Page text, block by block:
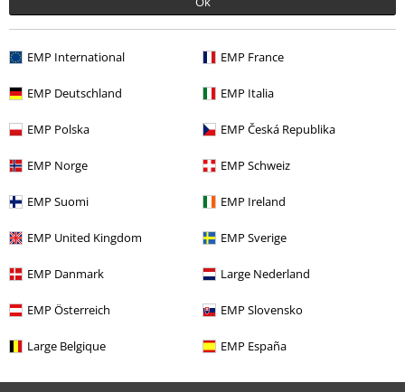
EMP International EMP France
EMP Deutschland EMP Italia
EMP Polska EMP Česká Republika
EMP Norge EMP Schweiz
EMP Suomi EMP Ireland
EMP United Kingdom EMP Sverige
EMP Danmark Large Nederland
EMP Österreich EMP Slovensko
Large Belgique EMP España
Über EMP